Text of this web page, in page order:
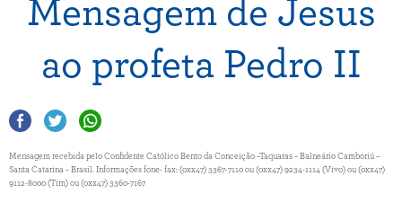
Mensagem de Jesus
ao profeta Pedro II
Mensagem recebida pelo Confidente Católico Bento da Conceição –Taquaras – Balneário Camboriú –
Santa Catarina – Brasil. Informações fone- fax: (0xx47) 3367-7110 ou (0xx47) 9234-1114 (Vivo) ou (0xx47)
9112-8000 (Tim) ou (0xx47) 3360-7167